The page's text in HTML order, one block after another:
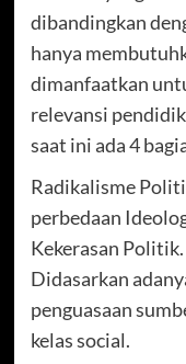
dibandingkan
hanya
dimanfaatkan
relevansi
saat ini ada 4
Radikalisme
perbedaan
Kekerasan
Didasarkan
penguasaan
kelas social.